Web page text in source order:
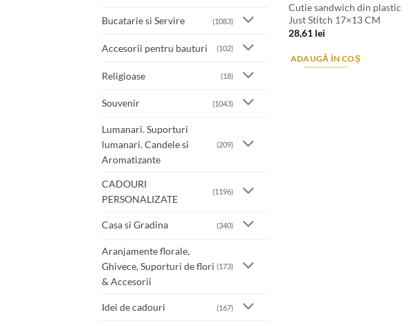
Bucatarie si Servire (1083)
Accesorii pentru bauturi (102)
Religioase (18)
Souvenir (1043)
Lumanari. Suporturi
lumanari. Candele si
Aromatizante
(209)
CADOURI
PERSONALIZATE
(1196)
Casa si Gradina (340)
Aranjamente florale,
Ghivece, Suporturi de flori
& Accesorii
(173)
Idei de cadouri (167)
Cutie sandwich din plastic
Just Stitch 17×13 CM
28,61 lei
ADAUGĂ ÎN COȘ